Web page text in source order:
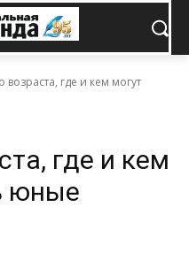
возраста, где и кем могут
где и кем
юные